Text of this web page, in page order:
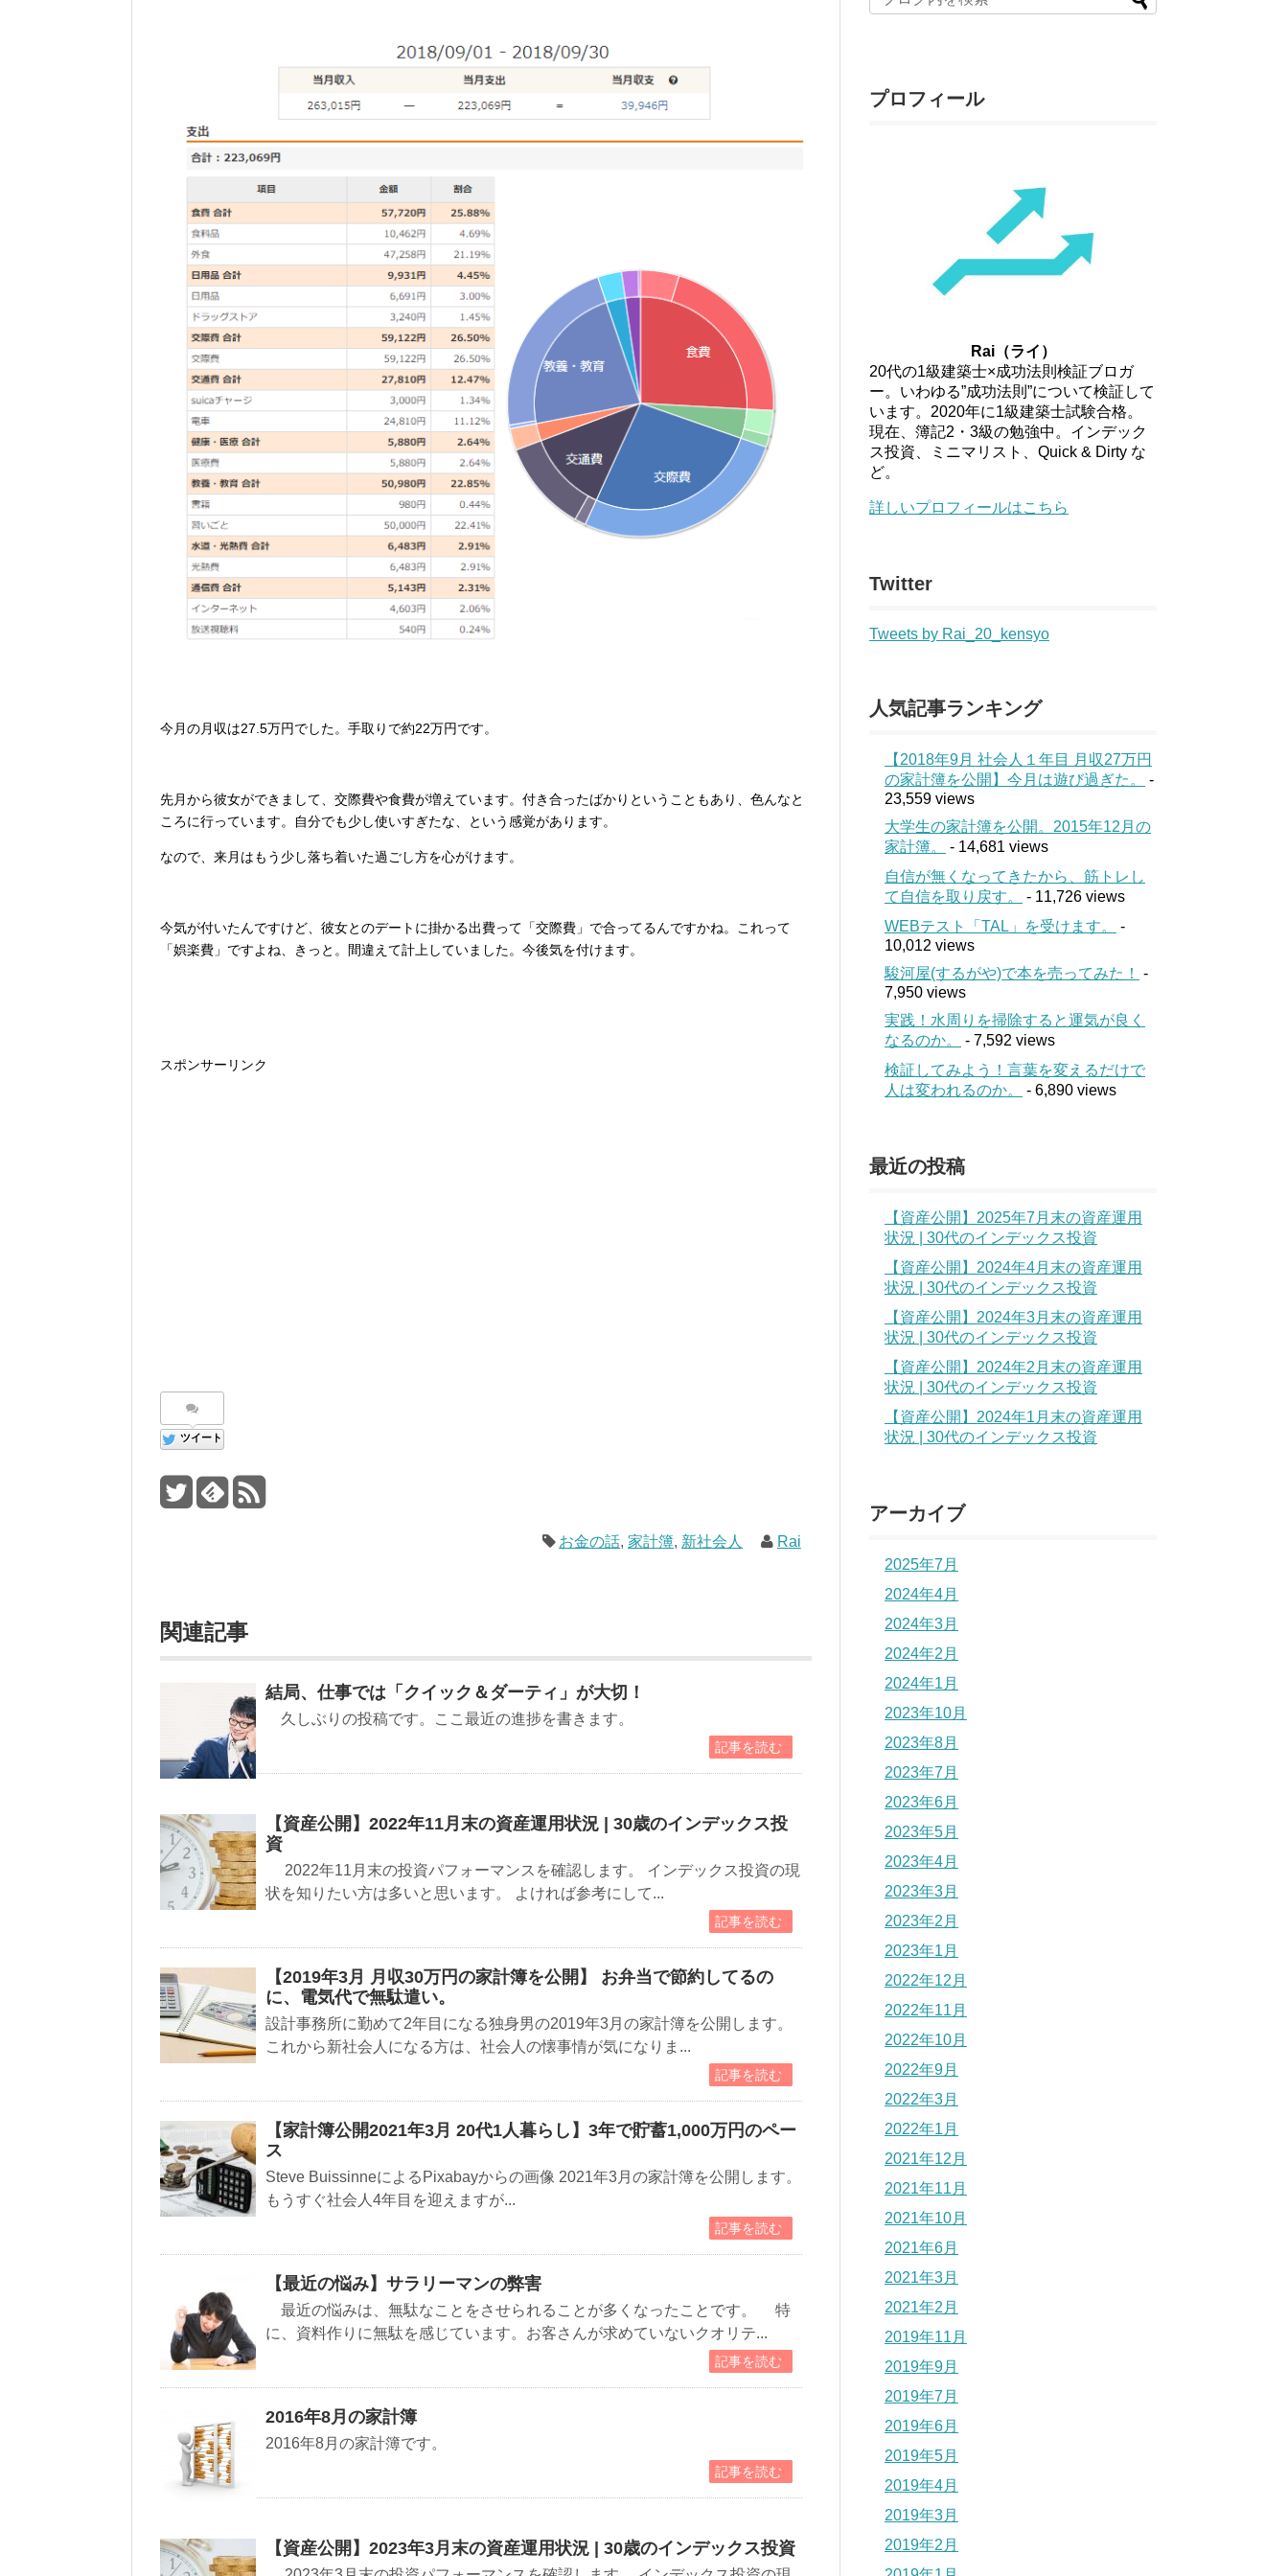
今月の月収は27.5万円でした。手取りで約22万円です。
先月から彼女ができまして、交際費や食費が増えています。付き合ったばかりということもあり、色んなと
ころに行っています。自分でも少し使いすぎたな、という感覚があります。
なので、来月はもう少し落ち着いた過ごし方を心がけます。
今気が付いたんですけど、彼女とのデートに掛かる出費って「交際費」で合ってるんですかね。これって
「娯楽費」ですよね、きっと。間違えて計上していました。今後気を付けます。
スポンサーリンク
ツイート
お金の話,家計簿, 新社会人 Rai
関連記事
結局、仕事では「クイック＆ダーティ」が大切！
久しぶりの投稿です。ここ最近の進捗を書きます。
記事を読む
【資産公開】2022年11月末の資産運用状況 | 30歳のインデックス投
資
2022年11月末の投資パフォーマンスを確認します。 インデックス投資の現
状を知りたい方は多いと思います。 よければ参考にして...
記事を読む
【2019年3月 月収30万円の家計簿を公開】 お弁当で節約してるの
に、電気代で無駄遣い。
設計事務所に勤めて2年目になる独身男の2019年3月の家計簿を公開します。
これから新社会人になる方は、社会人の懐事情が気になりま...
記事を読む
【家計簿公開2021年3月 20代1人暮らし】3年で貯蓄1,000万円のペー
ス
Steve BuissinneによるPixabayからの画像 2021年3月の家計簿を公開します。
もうすぐ社会人4年目を迎えますが...
記事を読む
【最近の悩み】サラリーマンの弊害
最近の悩みは、無駄なことをさせられることが多くなったことです。 特
に、資料作りに無駄を感じています。お客さんが求めていないクオリテ...
記事を読む
2016年8月の家計簿
2016年8月の家計簿です。
記事を読む
【資産公開】2023年3月末の資産運用状況 | 30歳のインデックス投資
プロフィール
Rai（ライ）
20代の1級建築士×成功法則検証ブロガ
ー。いわゆる”成功法則”について検証して
います。2020年に1級建築士試験合格。
現在、簿記2・3級の勉強中。インデック
ス投資、ミニマリスト、Quick & Dirty な
ど。
詳しいプロフィールはこちら
Twitter
Tweets by Rai_20_kensyo
人気記事ランキング
【2018年9月 社会人１年目 月収27万円
の家計簿を公開】今月は遊び過ぎた。
-
23,559 views
大学生の家計簿を公開。2015年12月の
家計簿。
- 14,681 views
自信が無くなってきたから、筋トレし
て自信を取り戻す。
- 11,726 views
WEBテスト「TAL」を受けます。
-
10,012 views
駿河屋(するがや)で本を売ってみた！
-
7,950 views
実践！水周りを掃除すると運気が良く
なるのか。
- 7,592 views
検証してみよう！言葉を変えるだけで
人は変われるのか。
- 6,890 views
最近の投稿
【資産公開】2025年7月末の資産運用
状況 | 30代のインデックス投資
【資産公開】2024年4月末の資産運用
状況 | 30代のインデックス投資
【資産公開】2024年3月末の資産運用
状況 | 30代のインデックス投資
【資産公開】2024年2月末の資産運用
状況 | 30代のインデックス投資
【資産公開】2024年1月末の資産運用
状況 | 30代のインデックス投資
アーカイブ
2025年7月
2024年4月
2024年3月
2024年2月
2024年1月
2023年10月
2023年8月
2023年7月
2023年6月
2023年5月
2023年4月
2023年3月
2023年2月
2023年1月
2022年12月
2022年11月
2022年10月
2022年9月
2022年3月
2022年1月
2021年12月
2021年11月
2021年10月
2021年6月
2021年3月
2021年2月
2019年11月
2019年9月
2019年7月
2019年6月
2019年5月
2019年4月
2019年3月
2019年2月